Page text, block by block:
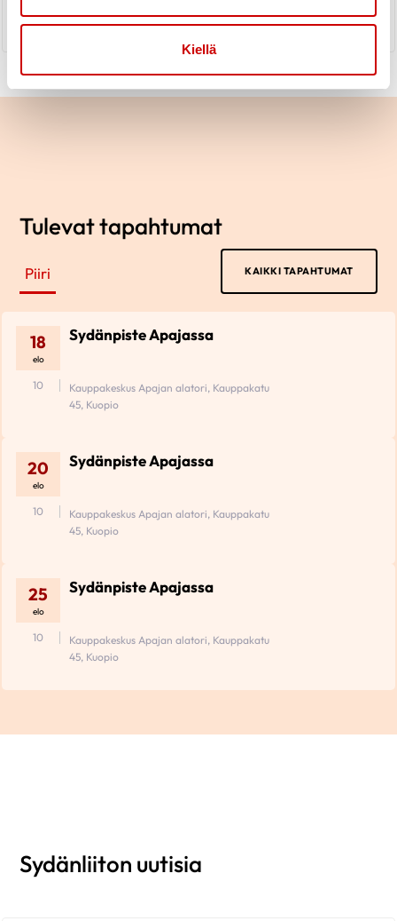
Kiellä
Tulevat tapahtumat
Piiri KAIKKI TAPAHTUMAT
18
elo
Sydänpiste Apajassa
10
Kauppakeskus Apajan alatori, Kauppakatu
45, Kuopio
20
elo
Sydänpiste Apajassa
10
Kauppakeskus Apajan alatori, Kauppakatu
45, Kuopio
25
elo
Sydänpiste Apajassa
10
Kauppakeskus Apajan alatori, Kauppakatu
45, Kuopio
Sydänliiton uutisia